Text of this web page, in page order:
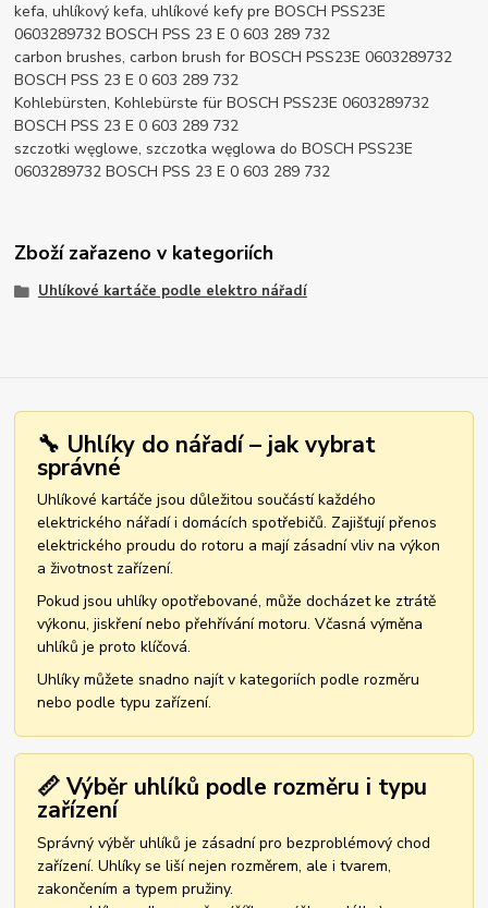
kefa, uhlíkový kefa, uhlíkové kefy pre BOSCH PSS23E
0603289732 BOSCH PSS 23 E 0 603 289 732
carbon brushes, carbon brush for BOSCH PSS23E 0603289732
BOSCH PSS 23 E 0 603 289 732
Kohlebürsten, Kohlebürste für BOSCH PSS23E 0603289732
BOSCH PSS 23 E 0 603 289 732
szczotki węglowe, szczotka węglowa do BOSCH PSS23E
0603289732 BOSCH PSS 23 E 0 603 289 732
Zboží zařazeno v kategoriích
Uhlíkové kartáče podle elektro nářadí
🔧 Uhlíky do nářadí – jak vybrat
správné
Uhlíkové kartáče jsou důležitou součástí každého
elektrického nářadí i domácích spotřebičů. Zajišťují přenos
elektrického proudu do rotoru a mají zásadní vliv na výkon
a životnost zařízení.
Pokud jsou uhlíky opotřebované, může docházet ke ztrátě
výkonu, jiskření nebo přehřívání motoru. Včasná výměna
uhlíků je proto klíčová.
Uhlíky můžete snadno najít v kategoriích podle rozměru
nebo podle typu zařízení.
📏 Výběr uhlíků podle rozměru i typu
zařízení
Správný výběr uhlíků je zásadní pro bezproblémový chod
zařízení. Uhlíky se liší nejen rozměrem, ale i tvarem,
zakončením a typem pružiny.